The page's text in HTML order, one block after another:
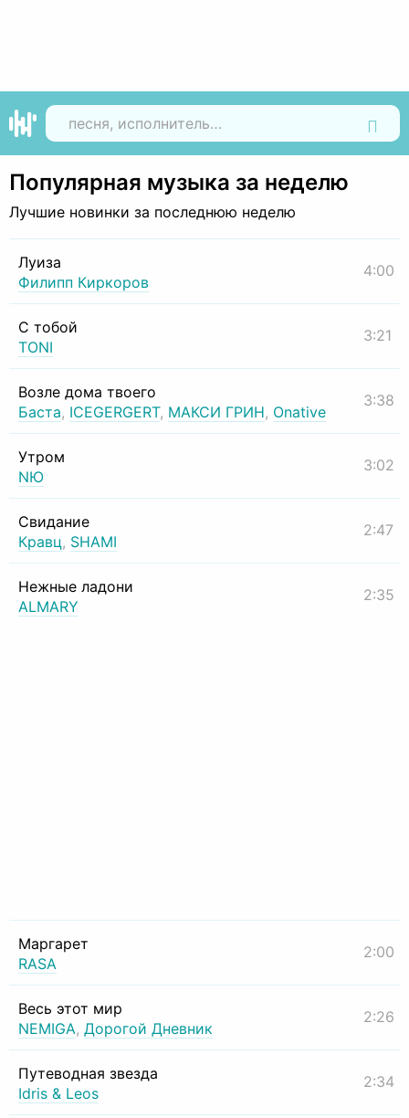
Популярная музыка за неделю
Лучшие новинки за последнюю неделю
Луиза
Филипп Киркоров
4:00
С тобой
TONI
3:21
Возле дома твоего
Баста, ICEGERGERT, МАКСИ ГРИН, Onative
3:38
Утром
NЮ
3:02
Свидание
Кравц, SHAMI
2:47
Нежные ладони
ALMARY
2:35
Маргарет
RASA
2:00
Весь этот мир
NEMIGA, Дорогой Дневник
2:26
Путеводная звезда
Idris & Leos
2:34